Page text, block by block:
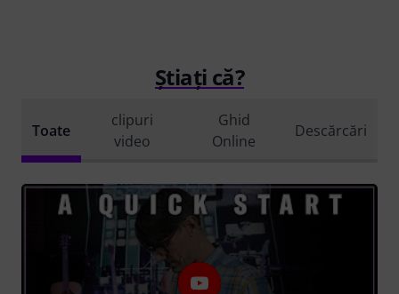
Știați că?
Toate
clipuri
video
Ghid
Online
Descărcări